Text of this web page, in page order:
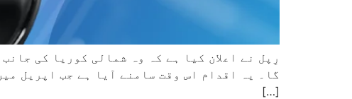
رِپل نے اعلان کیا ہے کہ وہ شمالی کوریا کی
گا۔ یہ اقدام اس وقت سامنے آیا ہے جب اپریل
[…]